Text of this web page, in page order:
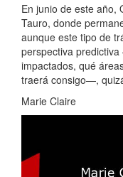
En junio de este año,
Tauro, donde
aunque este tipo de
perspectiva
impactados, qué
traerá consigo—,
Marie Claire